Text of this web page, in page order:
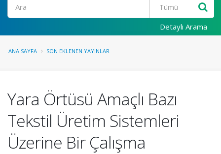
Detaylı Arama
ANA SAYFA SON EKLENEN YAYINLAR
Yara Örtüsü Amaçlı Bazı
Tekstil Üretim Sistemleri
Üzerine Bir Çalışma